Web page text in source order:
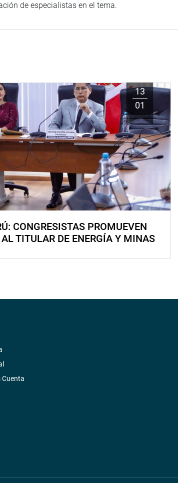
de especialistas en el tema.
13
01
CONGRESISTAS PROMUEVEN
TITULAR DE ENERGÍA Y MINAS
Cuenta